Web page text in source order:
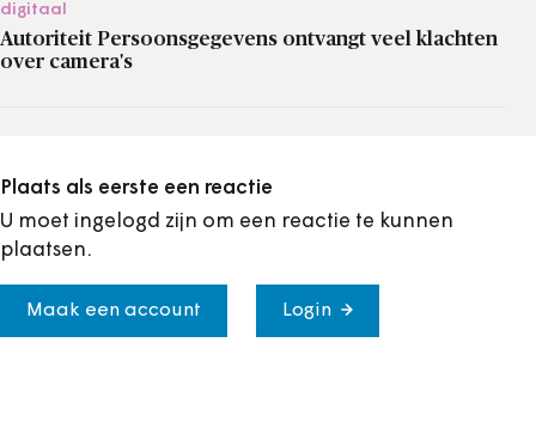
digitaal
Autoriteit Persoonsgegevens ontvangt veel klachten
over camera's
Plaats als eerste een reactie
U moet ingelogd zijn om een reactie te kunnen
plaatsen.
Maak een account Login